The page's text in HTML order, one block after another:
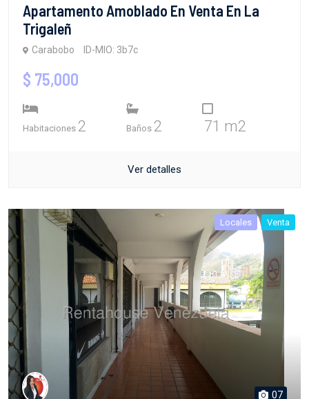
Apartamento Amoblado En Venta En La
Trigaleñ
Carabobo ID-MIO: 3b7c
$ 75,000
Habitaciones 2 Baños 2 71 m2
Ver detalles
Locales Venta
07